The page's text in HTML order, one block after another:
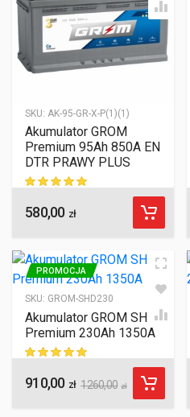
SKU: AK-95-GR-X-P(1)(1)
Akumulator GROM
Premium 95Ah 850A EN
DTR PRAWY PLUS
ocen klientów
580,00 zł
SKU: GROM-SHD230
PROMOCJA
Akumulator GROM SHD
Premium 230Ah 1350A
ocen klientów
910,00 zł 1260,00 zł